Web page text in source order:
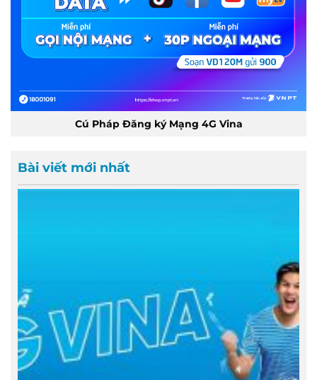
Cú Pháp Đăng ký Mạng 4G Vina
Bài viết mới nhất